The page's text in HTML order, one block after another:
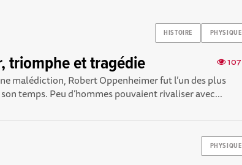
HISTOIRE PHYSIQUE
107
triomphe et tragédie
malédiction, Robert Oppenheimer fut l’un des plus
temps. Peu d’hommes pouvaient rivaliser avec...
PHYSIQUE